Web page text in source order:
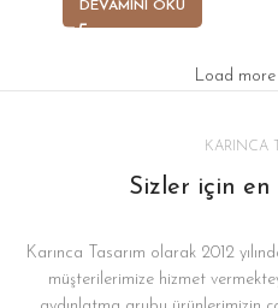
DEVAMINI OKU
Load
KARINCA
Sizler için
Karınca Tasarım olarak 2012
müşterilerimize hizmet